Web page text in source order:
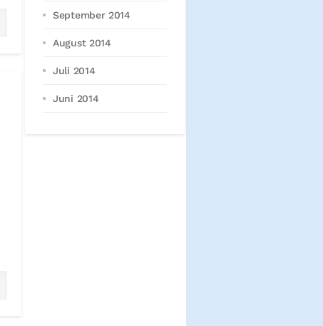
September 2014
August 2014
Juli 2014
Juni 2014